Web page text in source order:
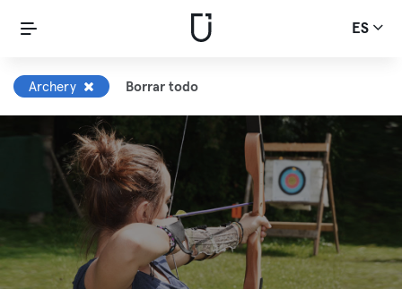
ES
Archery Borrar todo